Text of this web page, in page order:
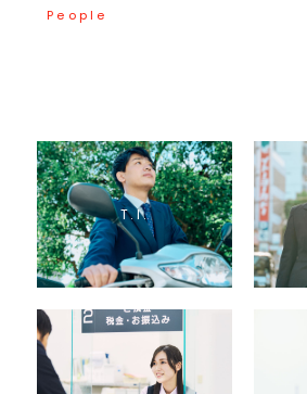
People
T.I.